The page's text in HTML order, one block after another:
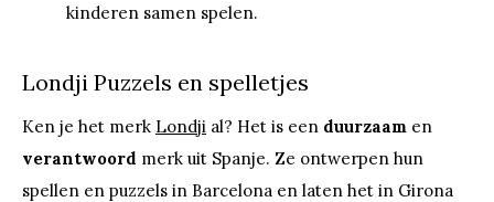
kinderen samen spelen.
Londji Puzzels en spelletjes
Ken je het merk Londji al? Het is een duurzaam en
verantwoord merk uit Spanje. Ze ontwerpen hun
spellen en puzzels in Barcelona en laten het in Girona